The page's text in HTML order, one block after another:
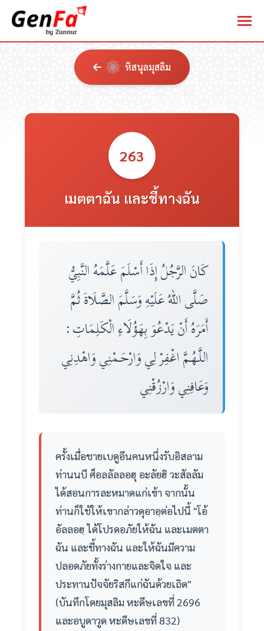
หิสนุลมุสลิม
263
เมตตาฉัน และชี้ทางฉัน
كَانَ الرَّجُلُ إِذَا أَسْلَمَ عَلَّمَهُ النَّبِيُّ
صَلَّى اللهُ عَلَيْهِ وَسَلَّمَ الصَّلَاةَ ثُمَّ
أَمَرَهُ أَنْ يَدْعُوَ بِهَؤُلَاءِ الْكَلِمَاتِ :
اللَّـهُـمَّ اغْفِرْ لِي وَارْحَـمْنِي وَاهْدِنِي
وَعَافِنِي وَارْزُقْنِي
ครั้งเมื่อชายเบดูอีนคนหนึ่งรับอิสลาม
ท่านนบี ศ็อลลัลลอฮุ อะลัยฮิ วะสัลลัม
ได้สอนการละหมาดแก่เข้า จากนั้น
ท่านก็ใช้ให้เขากล่าวดุอาอฺต่อไปนี้ "โอ้
อัลลอฮฺ ได้โปรดอภัยให้ฉัน และเมตตา
ฉัน และชี้ทางฉัน และให้ฉันมีความ
ปลอดภัยทั้งร่างกายและจิตใจ และ
ประทานปัจจัยริสกีแก่ฉันด้วยเถิด"
(บันทึกโดยมุสลิม หะดีษเลขที่ 2696
และอบูดาวูด หะดีษเลขที่ 832)